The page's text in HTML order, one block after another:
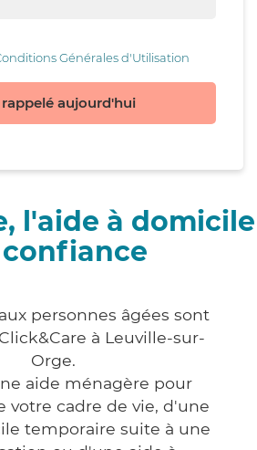
Générales d'Utilisation
rappelé aujourd'hui
l'aide à domicile
personnes âgées sont
à Leuville-sur-
Orge.
aide ménagère pour
votre cadre de vie, d'une
temporaire suite à une